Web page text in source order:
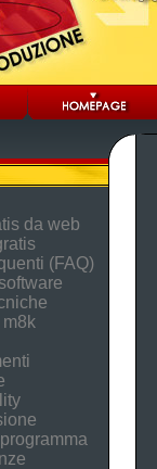
da web
(FAQ)